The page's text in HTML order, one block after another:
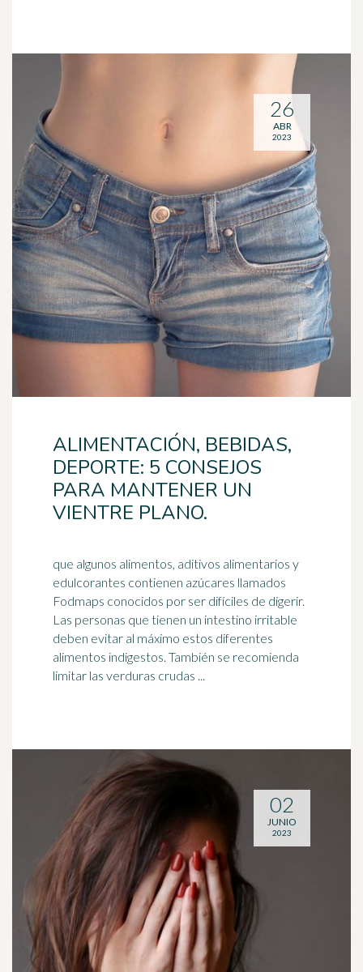
ALIMENTACIÓN, BEBIDAS,
DEPORTE: 5 CONSEJOS
PARA MANTENER UN
VIENTRE PLANO.
que algunos alimentos, aditivos alimentarios y
edulcorantes contienen azúcares llamados
Fodmaps conocidos por ser difíciles de digerir.
Las personas que tienen un intestino irritable
deben evitar al máximo estos diferentes
alimentos indigestos. También se recomienda
limitar las verduras crudas ...
26
ABR
2023
02
JUNIO
2023